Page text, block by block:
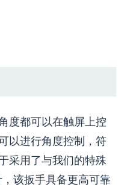
度都可以在触屏上控
以进行角度控制，符
采用了与我们的特殊
该扳手具备更高可靠